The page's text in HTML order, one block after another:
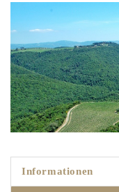
Informationen